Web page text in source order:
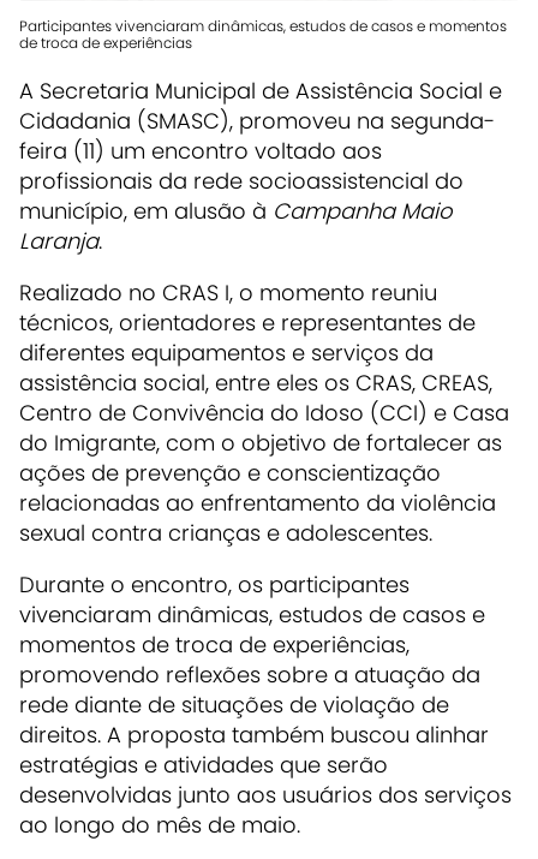
Participantes vivenciaram dinâmicas, estudos de casos e momentos
de troca de experiências
A Secretaria Municipal de Assistência Social e
Cidadania (SMASC), promoveu na segunda-
feira (11) um encontro voltado aos
profissionais da rede socioassistencial do
município, em alusão à Campanha Maio
Laranja.
Realizado no CRAS I, o momento reuniu
técnicos, orientadores e representantes de
diferentes equipamentos e serviços da
assistência social, entre eles os CRAS, CREAS,
Centro de Convivência do Idoso (CCI) e Casa
do Imigrante, com o objetivo de fortalecer as
ações de prevenção e conscientização
relacionadas ao enfrentamento da violência
sexual contra crianças e adolescentes.
Durante o encontro, os participantes
vivenciaram dinâmicas, estudos de casos e
momentos de troca de experiências,
promovendo reflexões sobre a atuação da
rede diante de situações de violação de
direitos. A proposta também buscou alinhar
estratégias e atividades que serão
desenvolvidas junto aos usuários dos serviços
ao longo do mês de maio.